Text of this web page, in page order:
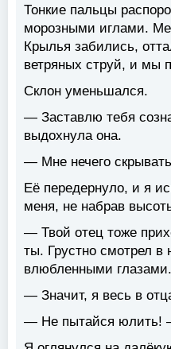
Тонкие пальцы
морозными иглами.
Крылья забились,
ветряных струй, и мы
Склон уменьшался.
— Заставлю тебя
выдохнула она.
— Мне нечего
Её передернуло, и я
меня, не набрав
— Твой отец тоже
ты. Грустно смотрел в
влюбленными глазами.
— Значит, я весь в
— Не пытайся юлить!